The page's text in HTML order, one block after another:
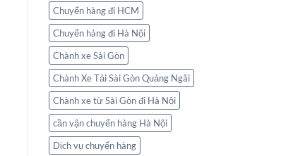
Chuyển hàng đi HCM
Chuyển hàng đi Hà Nội
Chành xe Sài Gòn
Chành Xe Tải Sài Gòn Quảng Ngãi
Chành xe từ Sài Gòn đi Hà Nội
cần vận chuyển hàng Hà Nội
Dịch vụ chuyển hàng